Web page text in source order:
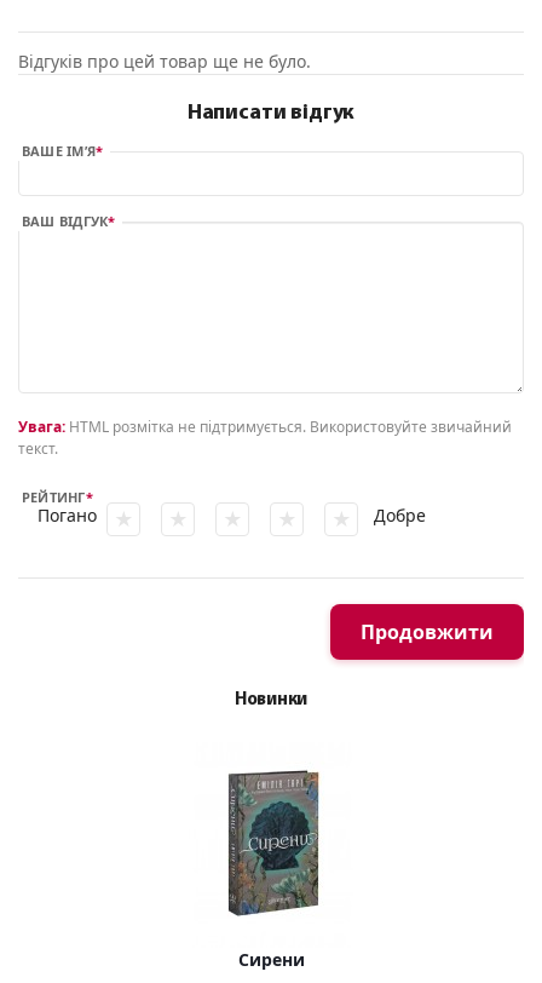
Відгуків про цей товар ще не було.
Написати відгук
ВАШЕ ІМ’Я
ВАШ ВІДГУК
Увага: HTML розмітка не підтримується. Використовуйте звичайний
текст.
РЕЙТИНГ
Погано Добре
Продовжити
Новинки
Сирени